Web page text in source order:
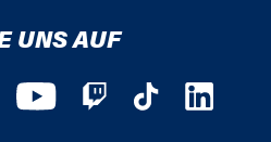
UNS AUF